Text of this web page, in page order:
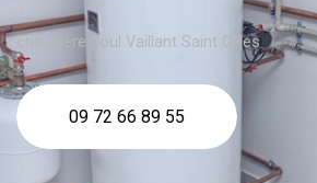
chaudière fioul Vaillant Saint Gilles
09 72 66 89 55